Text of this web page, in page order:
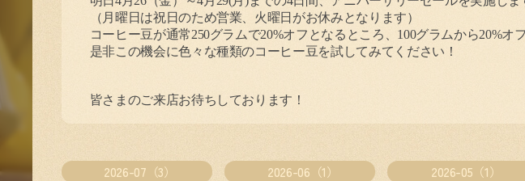
（月曜日は祝日のため営業、火曜日がお休みとなります）
コーヒー豆が通常250グラムで20%オフとなるところ、 100グラムから20%オ
是非この機会に色々な種類のコーヒー豆を試してみてください！
皆さまのご来店お待ちしております！
2026-07（3） 2026-06（1） 2026-05（1）